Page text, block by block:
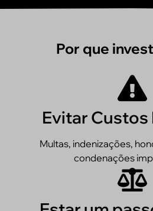
Por que
Evitar Custos
Multas, indenizações,
condenações